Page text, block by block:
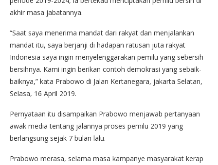
akhir masa jabatannya.
“Saat saya menerima mandat dari rakyat dan menjalankan
mandat itu, saya berjanji di hadapan ratusan juta rakyat
Indonesia saya ingin menyelenggarakan pemilu yang sebersih-
bersihnya. Kami ingin berikan contoh demokrasi yang sebaik-
baiknya,” kata Prabowo di Jalan Kertanegara, jakarta Selatan,
Selasa, 16 April 2019.
Pernyataan itu disampaikan Prabowo menjawab pertanyaan
awak media tentang jalannya proses pemilu 2019 yang
berlangsung sejak 7 bulan lalu.
Prabowo merasa, selama masa kampanye masyarakat kerap